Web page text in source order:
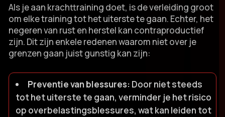
Als je aan krachttraining doet, is de verleiding groot
om elke training tot het uiterste te gaan.​ Echter, het
negeren van rust en herstel kan contraproductief
zijn.​ Dit zijn enkele redenen waarom niet over je
grenzen gaan juist gunstig kan zijn:
Preventie van blessures: Door niet steeds
tot het uiterste te gaan, verminder je het risico
op overbelastingsblessures, wat kan leiden tot